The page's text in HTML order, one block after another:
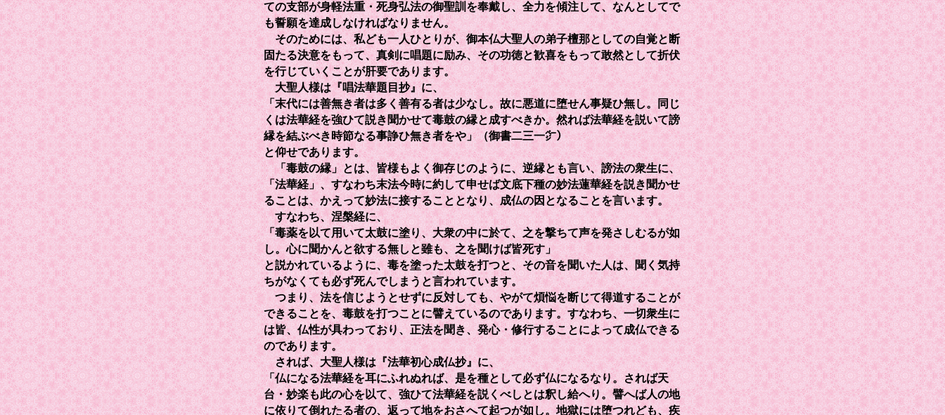
ての支部が身軽法重・死身弘法の御聖訓を奉戴し、全力を傾注して、なんとしてで
も誓願を達成しなければなりません。
そのためには、私ども一人ひとりが、御本仏大聖人の弟子檀那としての自覚と断
固たる決意をもって、真剣に唱題に励み、その功徳と歓喜をもって敢然として折伏
を行じていくことが肝要であります。
大聖人様は『唱法華題目抄』に、
「末代には善無き者は多く善有る者は少なし。故に悪道に堕せん事疑ひ無し。同じ
くは法華経を強ひて説き聞かせて毒鼓の縁と成すべきか。然れば法華経を説いて謗
縁を結ぶべき時節なる事諍ひ無き者をや」（御書二三一㌻）
と仰せであります。
「毒鼓の縁」とは、皆様もよく御存じのように、逆縁とも言い、謗法の衆生に、
「法華経」、すなわち末法今時に約して申せば文底下種の妙法蓮華経を説き聞かせ
ることは、かえって妙法に接することとなり、成仏の因となることを言います。
すなわち、涅槃経に、
「毒薬を以て用いて太鼓に塗り、大衆の中に於て、之を撃ちて声を発さしむるが如
し。心に聞かんと欲する無しと雖も、之を聞けば皆死す」
と説かれているように、毒を塗った太鼓を打つと、その音を聞いた人は、聞く気持
ちがなくても必ず死んでしまうと言われています。
つまり、法を信じようとせずに反対しても、やがて煩悩を断じて得道することが
できることを、毒鼓を打つことに譬えているのであります。すなわち、一切衆生に
は皆、仏性が具わっており、正法を聞き、発心・修行することによって成仏できる
のであります。
されば、大聖人様は『法華初心成仏抄』に、
「仏になる法華経を耳にふれぬれば、是を種として必ず仏になるなり。されば天
台・妙楽も此の心を以て、強ひて法華経を説くべしとは釈し給へり。譬へば人の地
に依りて倒れたる者の、返って地をおさへて起つが如し。地獄には堕つれども、疾